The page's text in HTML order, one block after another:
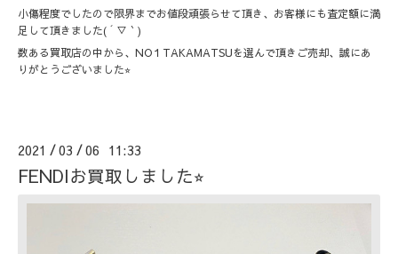
小傷程度でしたので限界までお値段頑張らせて頂き、お客様にも査定額に満
足して頂きました( ´ ▽ ` )
数ある買取店の中から、NO１TAKAMATSUを選んで頂きご売却、誠にあ
りがとうございました⭐︎
2021 /03 /06 11:33
FENDIお買取しました⭐︎